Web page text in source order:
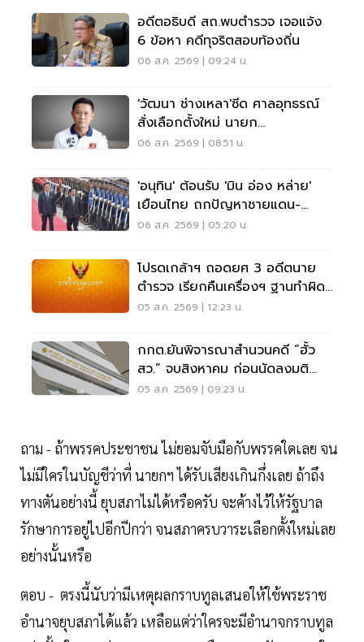
อดีตอธิบดี สถ.พบตำรวจ เจอแจ้ง
6 ข้อหา คดีทุจริตสอบท้องถิ่น
06 ส.ค. 2569 | 09:24 น.
'วัฒนา ช่างเหลา'ซีด ศาลอุทธรณ์
สั่งเลือกตั้งใหม่ นายก
อบจ.ขอนแก่น
06 ส.ค. 2569 | 08:51 น.
'อนุทิน' ต้อนรับ 'มิน อ่อง หล่าย'
เยือนไทย ถกปัญหาชายแดน-
พลังงาน-การค้า
06 ส.ค. 2569 | 05:20 น.
โปรดเกล้าฯ ถอดยศ 3 อดีตนาย
ตำรวจ เรียกคืนเครื่องฯ ฐานทำผิด
วินัยร้ายแรง
05 ส.ค. 2569 | 12:23 น.
กกต.ยันพิจารณาสำนวนคดี “ฮั้ว
สว.” จบสิงหาคม ก่อนนัดลงมติ
ภายหลัง
05 ส.ค. 2569 | 09:23 น.
ถาม - ถ้าพรรคประชาชน ไม่ยอมจับมือกับพรรคใดเลย จน
ไม่มีใครในบัญชีว่าที่ นายกฯ ได้รับเสียงเกินกึ่งเลย ถ้าถึง
ทางตันอย่างนี้ ยุบสภาไม่ได้หรือครับ จะค้างไว้ให้รัฐบาล
รักษาการอยู่ไปอีกปีกว่า จนสภาครบวาระเลือกตั้งใหม่เลย
อย่างนั้นหรือ
ตอบ - ตรงนี้นับว่ามีเหตุผลกราบทูลเสนอให้ใช้พระราช
อำนาจยุบสภาได้แล้ว เหลือแต่ว่าใครจะมีอำนาจกราบทูล